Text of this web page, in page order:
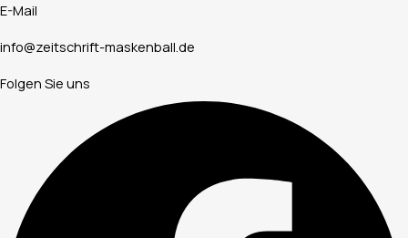
E-Mail
info@zeitschrift-maskenball.de
Folgen Sie uns